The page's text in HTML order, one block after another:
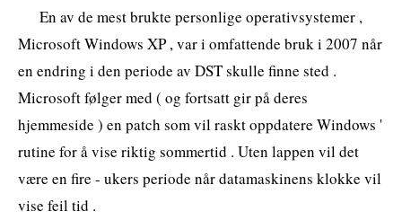
En av de mest brukte personlige operativsystemer ,
Microsoft Windows XP , var i omfattende bruk i 2007 når
en endring i den periode av DST skulle finne sted .
Microsoft følger med ( og fortsatt gir på deres
hjemmeside ) en patch som vil raskt oppdatere Windows '
rutine for å vise riktig sommertid . Uten lappen vil det
være en fire - ukers periode når datamaskinens klokke vil
vise feil tid .